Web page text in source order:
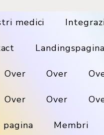
medici
Landingspagina
Over Over
Over Over
pagina Membri